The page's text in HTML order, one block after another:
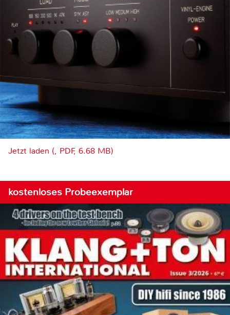
Jetzt laden (, PDF, 6.68 MB)
kostenloses Probeexemplar